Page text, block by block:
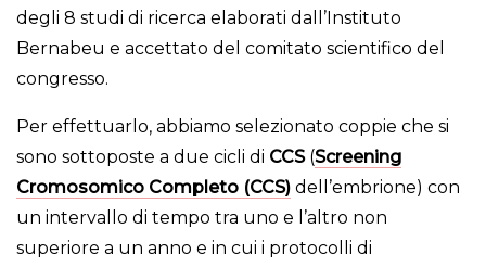
degli 8 studi di ricerca elaborati dall’Instituto
Bernabeu e accettato del comitato scientifico del
congresso.
Per effettuarlo, abbiamo selezionato coppie che si
sono sottoposte a due cicli di CCS (Screening
Cromosomico Completo (CCS) dell’embrione) con
un intervallo di tempo tra uno e l’altro non
superiore a un anno e in cui i protocolli di